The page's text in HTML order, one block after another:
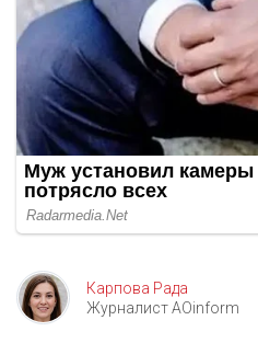
Карпова Рада
Журналист AOinform